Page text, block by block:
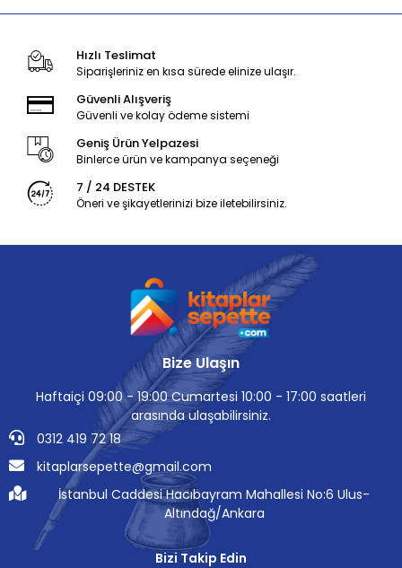
Hızlı Teslimat
Siparişleriniz en kısa sürede elinize ulaşır.
Güvenli Alışveriş
Güvenli ve kolay ödeme sistemi
Geniş Ürün Yelpazesi
Binlerce ürün ve kampanya seçeneği
7 / 24 DESTEK
Öneri ve şikayetlerinizi bize iletebilirsiniz.
Bize Ulaşın
Haftaiçi 09:00 - 19:00 Cumartesi 10:00 - 17:00 saatleri
arasında ulaşabilirsiniz.
0312 419 72 18
kitaplarsepette@gmail.com
İstanbul Caddesi Hacıbayram Mahallesi No:6 Ulus-
Altındağ/Ankara
Bizi Takip Edin